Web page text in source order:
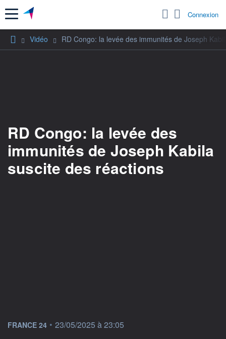
Menu Connexion
Vidéo RD Congo: la levée des immunités de Joseph
RD Congo: la levée des
immunités de Joseph Kabila
suscite des réactions
information fournie par
FRANCE 24 • 23/05/2025 à 23:05